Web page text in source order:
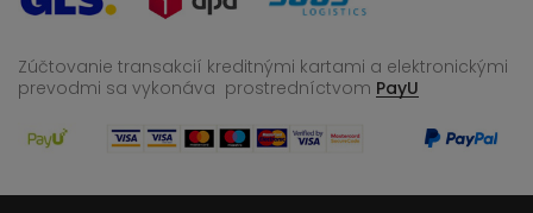
Zúčtovanie transakcií kreditnými kartami a elektronickými
prevodmi sa vykonáva prostredníctvom PayU